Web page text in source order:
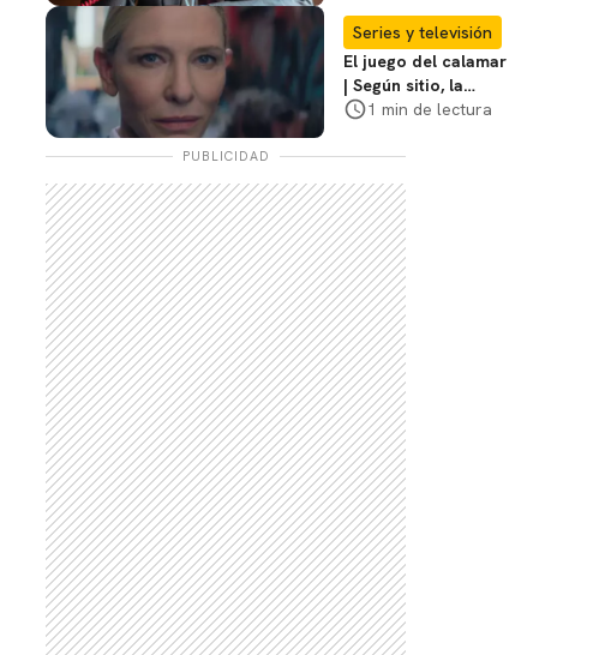
coraje"
Series y televisión
El juego del calamar
| Según sitio, la
versión de David
debería suceder
1 min de lectura
PUBLICIDAD